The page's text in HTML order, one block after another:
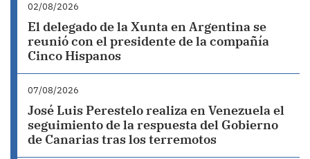
02/08/2026
El delegado de la Xunta en Argentina se
reunió con el presidente de la compañía
Cinco Hispanos
07/08/2026
José Luis Perestelo realiza en Venezuela el
seguimiento de la respuesta del Gobierno
de Canarias tras los terremotos